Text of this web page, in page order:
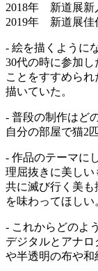
2018年 新道展新
2019年 新道展佳
- 絵を描くように
30代の時に参加
ことをすすめら
描いていた。
- 普段の制作はど
自分の部屋で猫2
- 作品のテーマに
理屈抜きに美しい
共に滅び行く美
を味わってほしい
- これからどのよ
デジタルとアナ
や半透明の布や和